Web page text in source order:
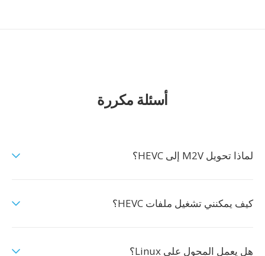
أسئلة مكررة
لماذا تحويل M2V إلى HEVC؟
كيف يمكنني تشغيل ملفات HEVC؟
هل يعمل المحول على Linux؟